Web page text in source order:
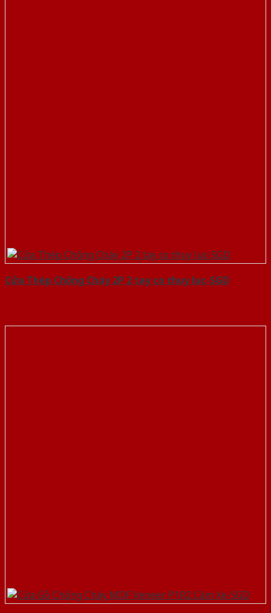
Cửa Thép Chống Cháy 2P 2 tay co thuy luc-SGD